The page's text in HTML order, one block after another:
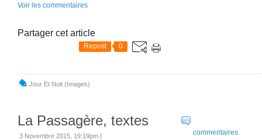
Voir les commentaires
Partager cet article
Repost 0
Jour Et Nuit (images)
commentaires
La Passagère, textes
3 Novembre 2015, 19:19pm |